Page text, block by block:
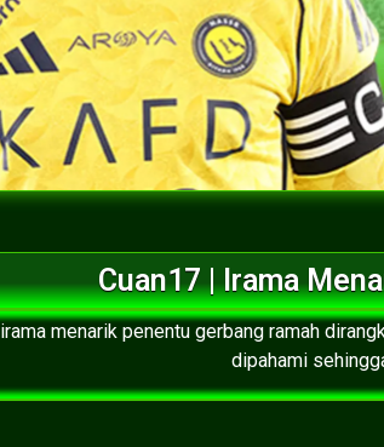
Cuan17 | Irama
irama menarik penentu gerbang ramah
dipahami